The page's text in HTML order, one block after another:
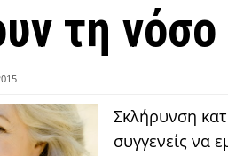
τη νόσο
Σκλήρυνση
συγγενείς να